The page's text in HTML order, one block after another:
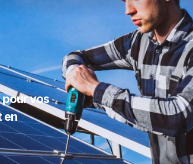
pour vos
en